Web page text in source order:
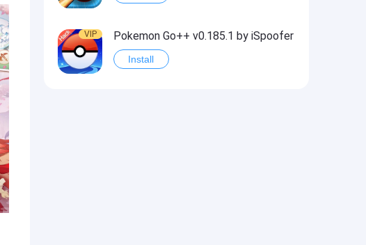
VIP Pokemon Go++ v0.185.1 by iSpoofer
Install